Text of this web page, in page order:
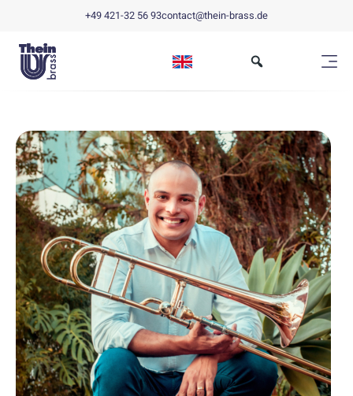
+49 421-32 56 93contact@thein-brass.de